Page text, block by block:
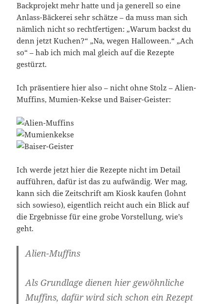
Backprojekt mehr hatte und ja generell so eine
Anlass-Bäckerei sehr schätze – da muss man sich
nämlich nicht so rechtfertigen: „Warum backst du
denn jetzt Kuchen?“ „Na, wegen Halloween.“ „Ach
so“ – hab ich mich mal gleich auf die Rezepte
gestürzt.
Ich präsentiere hier also – nicht ohne Stolz – Alien-
Muffins, Mumien-Kekse und Baiser-Geister:
Ich werde jetzt hier die Rezepte nicht im Detail
aufführen, dafür ist das zu aufwändig. Wer mag,
kann sich die Zeitschrift am Kiosk kaufen (lohnt
sich sowieso), eigentlich reicht auch ein Blick auf
die Ergebnisse für eine grobe Vorstellung, wie’s
geht.
Alien-Muffins
Als Grundlage dienen hier gewöhnliche
Muffins, dafür wird sich schon ein Rezept